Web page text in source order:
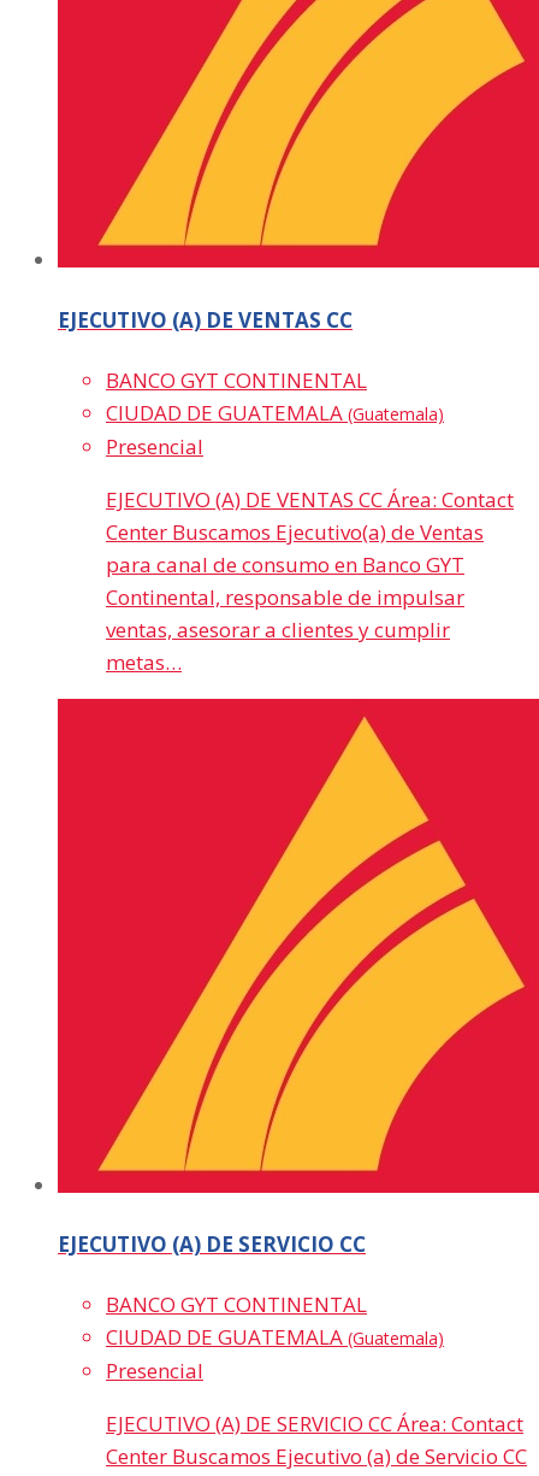
EJECUTIVO (A) DE VENTAS CC
BANCO GYT CONTINENTAL
CIUDAD DE GUATEMALA (Guatemala)
Presencial
EJECUTIVO (A) DE VENTAS CC Área: Contact
Center Buscamos Ejecutivo(a) de Ventas
para canal de consumo en Banco GYT
Continental, responsable de impulsar
ventas, asesorar a clientes y cumplir
metas…
EJECUTIVO (A) DE SERVICIO CC
BANCO GYT CONTINENTAL
CIUDAD DE GUATEMALA (Guatemala)
Presencial
EJECUTIVO (A) DE SERVICIO CC Área: Contact
Center Buscamos Ejecutivo (a) de Servicio CC